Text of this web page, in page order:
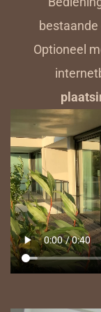
Optioneel